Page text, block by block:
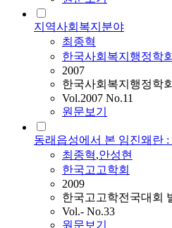
지역사회복지분야
최종혁
한국사회복지행정학회
2007
한국사회복지행정학
Vol.2007 No.11
원문보기
동래읍성에서 본 임진왜란
최종혁,안성현
한국고고학회
2009
한국고고학전국대회
Vol.- No.33
원문보기